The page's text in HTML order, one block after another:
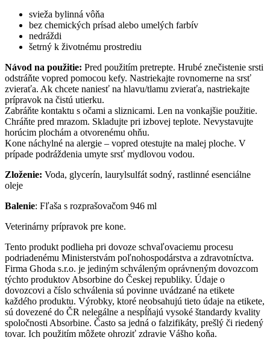
svieža bylinná vôňa
bez chemických prísad alebo umelých farbív
nedráždi
šetrný k životnému prostrediu
Návod na použitie: Pred použitím pretrepte. Hrubé znečistenie srsti
odstráňte vopred pomocou kefy. Nastriekajte rovnomerne na srsť
zvieraťa. Ak chcete naniesť na hlavu/tlamu zvieraťa, nastriekajte
prípravok na čistú utierku.
Zabráňte kontaktu s očami a sliznicami. Len na vonkajšie použitie.
Chráňte pred mrazom. Skladujte pri izbovej teplote. Nevystavujte
horúcim plochám a otvorenému ohňu.
Kone náchylné na alergie – vopred otestujte na malej ploche. V
prípade podráždenia umyte srsť mydlovou vodou.
Zloženie: Voda, glycerín, laurylsulfát sodný, rastlinné esenciálne
oleje
Balenie: Fľaša s rozprašovačom 946 ml
Veterinárny prípravok pre kone.
Tento produkt podlieha pri dovoze schvaľovaciemu procesu
podriadenému Ministerstvám poľnohospodárstva a zdravotníctva.
Firma Ghoda s.r.o. je jediným schváleným oprávneným dovozcom
týchto produktov Absorbine do Českej republiky. Údaje o
dovozcovi a číslo schválenia sú povinne uvádzané na etikete
každého produktu. Výrobky, ktoré neobsahujú tieto údaje na etikete,
sú dovezené do ČR nelegálne a nespĺňajú vysoké štandardy kvality
spoločnosti Absorbine. Často sa jedná o falzifikáty, prešlý či riedený
tovar. Ich použitím môžete ohroziť zdravie Vášho koňa.